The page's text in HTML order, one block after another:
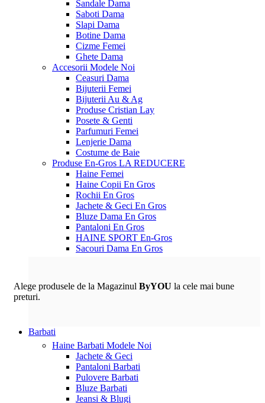
Sandale Dama
Saboti Dama
Slapi Dama
Botine Dama
Cizme Femei
Ghete Dama
Accesorii Modele Noi
Ceasuri Dama
Bijuterii Femei
Bijuterii Au & Ag
Produse Cristian Lay
Posete & Genti
Parfumuri Femei
Lenjerie Dama
Costume de Baie
Produse En-Gros LA REDUCERE
Haine Femei
Haine Copii En Gros
Rochii En Gros
Jachete & Geci En Gros
Bluze Dama En Gros
Pantaloni En Gros
HAINE SPORT En-Gros
Sacouri Dama En Gros
Alege produsele de la Magazinul ByYOU la cele mai bune
preturi.
Barbati
Haine Barbati Modele Noi
Jachete & Geci
Pantaloni Barbati
Pulovere Barbati
Bluze Barbati
Jeansi & Blugi